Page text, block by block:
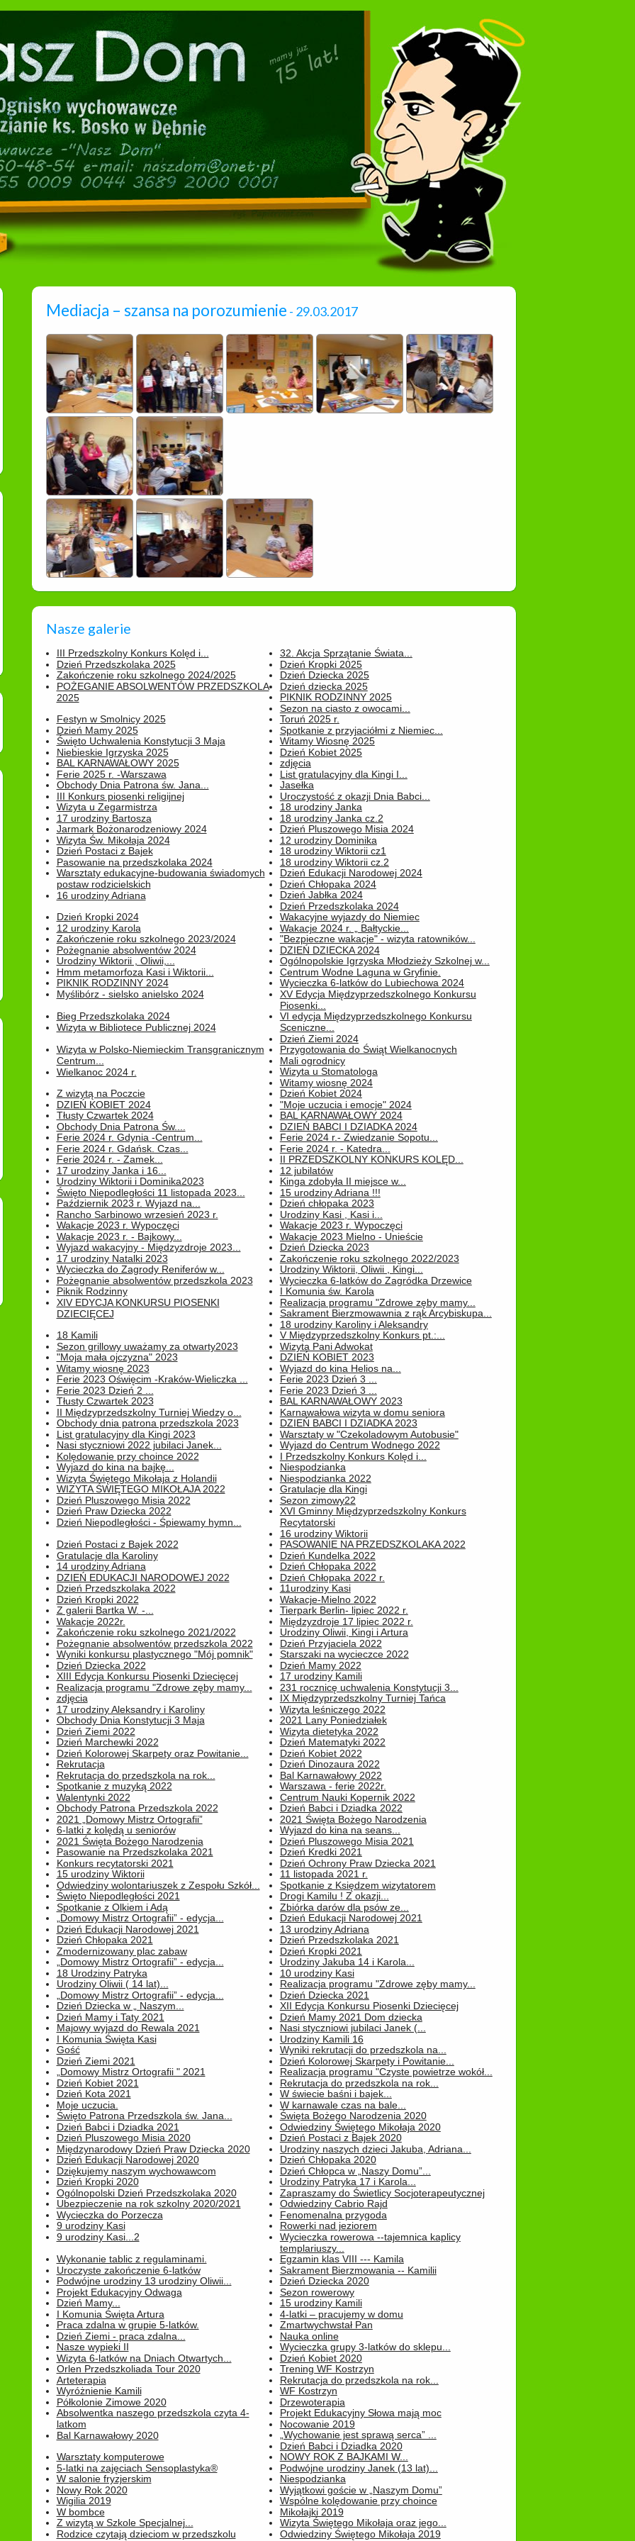
Mediacja – szansa na porozumienie - 29.03.2017
Nasze galerie
III Przedszkolny Konkurs Kolęd i...
Dzień Przedszkolaka 2025
32. Akcja Sprzątanie Świata...
Dzień Kropki 2025
Zakończenie roku szkolnego 2024/2025
POŻEGANIE ABSOLWENTÓW PRZEDSZKOLA
2025
Dzień Dziecka 2025
Dzień dziecka 2025
PIKNIK RODZINNY 2025
Sezon na ciasto z owocami...
Festyn w Smolnicy 2025
Dzień Mamy 2025
Toruń 2025 r.
Spotkanie z przyjaciółmi z Niemiec...
Święto Uchwalenia Konstytucji 3 Maja
Niebieskie Igrzyska 2025
Witamy Wiosnę 2025
Dzień Kobiet 2025
BAL KARNAWAŁOWY 2025
Ferie 2025 r. -Warszawa
zdjęcia
List gratulacyjny dla Kingi I...
Obchody Dnia Patrona św. Jana...
III Konkurs piosenki religijnej
Jasełka
Uroczystość z okazji Dnia Babci...
Wizyta u Zegarmistrza
17 urodziny Bartosza
18 urodziny Janka
18 urodziny Janka cz.2
Jarmark Bożonarodzeniowy 2024
Wizyta Św. Mikołaja 2024
Dzień Pluszowego Misia 2024
12 urodziny Dominika
Dzień Postaci z Bajek
Pasowanie na przedszkolaka 2024
18 urodziny Wiktorii cz1
18 urodziny Wiktorii cz.2
Warsztaty edukacyjne-budowania świadomych
postaw rodzicielskich
16 urodziny Adriana
Dzień Edukacji Narodowej 2024
Dzień Chłopaka 2024
Dzień Jabłka 2024
Dzień Przedszkolaka 2024
Dzień Kropki 2024
12 urodziny Karola
Wakacyjne wyjazdy do Niemiec
Wakacje 2024 r. „ Bałtyckie...
Zakończenie roku szkolnego 2023/2024
Pożegnanie absolwentów 2024
"Bezpieczne wakacje" - wizyta ratowników...
DZIEŃ DZIECKA 2024
Urodziny Wiktorii , Oliwii,...
Hmm metamorfoza Kasi i Wiktorii...
Ogólnopolskie Igrzyska Młodzieży Szkolnej w...
Centrum Wodne Laguna w Gryfinie.
PIKNIK RODZINNY 2024
Myślibórz - sielsko anielsko 2024
Wycieczka 6-latków do Lubiechowa 2024
XV Edycja Międzyprzedszkolnego Konkursu
Piosenki...
Bieg Przedszkolaka 2024
Wizyta w Bibliotece Publicznej 2024
VI edycja Międzyprzedszkolnego Konkursu
Sceniczne...
Dzień Ziemi 2024
Wizyta w Polsko-Niemieckim Transgranicznym
Centrum...
Wielkanoc 2024 r.
Przygotowania do Świąt Wielkanocnych
Mali ogrodnicy
Wizyta u Stomatologa
Witamy wiosnę 2024
Z wizytą na Poczcie
DZIEŃ KOBIET 2024
Dzień Kobiet 2024
"Moje uczucia i emocje" 2024
Tłusty Czwartek 2024
Obchody Dnia Patrona Św....
BAL KARNAWAŁOWY 2024
DZIEŃ BABCI I DZIADKA 2024
Ferie 2024 r. Gdynia -Centrum...
Ferie 2024 r. Gdańsk. Czas...
Ferie 2024 r.- Zwiedzanie Sopotu...
Ferie 2024 r. - Katedra...
Ferie 2024 r. - Zamek...
17 urodziny Janka i 16...
II PRZEDSZKOLNY KONKURS KOLĘD...
12 jubilatów
Urodziny Wiktorii i Dominika2023
Święto Niepodległości 11 listopada 2023...
Kinga zdobyła II miejsce w...
15 urodziny Adriana !!!
Październik 2023 r. Wyjazd na...
Rancho Sarbinowo wrzesień 2023 r.
Dzień chłopaka 2023
Urodziny Kasi , Kasi i...
Wakacje 2023 r. Wypoczęci
Wakacje 2023 r. - Bajkowy...
Wakacje 2023 r. Wypoczęci
Wakacje 2023 Mielno - Unieście
Wyjazd wakacyjny - Międzyzdroje 2023...
17 urodziny Natalki 2023
Dzień Dziecka 2023
Zakończenie roku szkolnego 2022/2023
Wycieczka do Zagrody Reniferów w...
Pożegnanie absolwentów przedszkola 2023
Urodziny Wiktorii, Oliwii , Kingi...
Wycieczka 6-latków do Zagródka Drzewice
Piknik Rodzinny
XIV EDYCJA KONKURSU PIOSENKI
DZIECIĘCEJ
I Komunia św. Karola
Realizacja programu "Zdrowe zęby mamy...
Sakrament Bierzmowawnia z rąk Arcybiskupa...
18 urodziny Karoliny i Aleksandry
18 Kamili
Sezon grillowy uważamy za otwarty2023
V Międzyprzedszkolny Konkurs pt.:...
Wizyta Pani Adwokat
"Moja mała ojczyzna" 2023
Witamy wiosnę 2023
DZIEŃ KOBIET 2023
Wyjazd do kina Helios na...
Ferie 2023 Oświęcim -Kraków-Wieliczka ...
Ferie 2023 Dzień 2 ...
Ferie 2023 Dzień 3 ...
Ferie 2023 Dzień 3 ...
Tłusty Czwartek 2023
II Międzyprzedszkolny Turniej Wiedzy o...
BAL KARNAWAŁOWY 2023
Karnawałowa wizyta w domu seniora
Obchody dnia patrona przedszkola 2023
List gratulacyjny dla Kingi 2023
DZIEŃ BABCI I DZIADKA 2023
Warsztaty w "Czekoladowym Autobusie"
Nasi styczniowi 2022 jubilaci Janek...
Kolędowanie przy choince 2022
Wyjazd do Centrum Wodnego 2022
I Przedszkolny Konkurs Kolęd i...
Wyjazd do kina na bajkę...
Wizyta Świętego Mikołaja z Holandii
Niespodzianka
Niespodzianka 2022
WIZYTA ŚWIĘTEGO MIKOŁAJA 2022
Dzień Pluszowego Misia 2022
Gratulacje dla Kingi
Sezon zimowy22
Dzień Praw Dziecka 2022
Dzień Niepodległości - Śpiewamy hymn...
XVI Gminny Międzyprzedszkolny Konkurs
Recytatorski
16 urodziny Wiktorii
Dzień Postaci z Bajek 2022
Gratulacje dla Karoliny
PASOWANIE NA PRZEDSZKOLAKA 2022
Dzień Kundelka 2022
14 urodziny Adriana
DZIEŃ EDUKACJI NARODOWEJ 2022
Dzień Chłopaka 2022
Dzień Chłopaka 2022 r.
Dzień Przedszkolaka 2022
Dzień Kropki 2022
11urodziny Kasi
Wakacje-Mielno 2022
Z galerii Bartka W. -...
Wakacje 2022r.
Tierpark Berlin- lipiec 2022 r.
Międzyzdroje 17 lipiec 2022 r.
Zakończenie roku szkolnego 2021/2022
Pożegnanie absolwentów przedszkola 2022
Urodziny Oliwii, Kingi i Artura
Dzień Przyjaciela 2022
Wyniki konkursu plastycznego "Mój pomnik"
Dzień Dziecka 2022
Starszaki na wycieczce 2022
Dzień Mamy 2022
XIII Edycja Konkursu Piosenki Dziecięcej
Realizacja programu "Zdrowe zęby mamy...
17 urodziny Kamili
231 rocznicę uchwalenia Konstytucji 3...
zdjęcia
17 urodziny Aleksandry i Karoliny
IX Międzyprzedszkolny Turniej Tańca
Wizyta leśniczego 2022
Obchody Dnia Konstytucji 3 Maja
Dzień Ziemi 2022
2021 Lany Poniedziałek
Wizyta dietetyka 2022
Dzień Marchewki 2022
Dzień Kolorowej Skarpety oraz Powitanie...
Dzień Matematyki 2022
Dzień Kobiet 2022
Rekrutacja
Rekrutacja do przedszkola na rok...
Dzień Dinozaura 2022
Bal Karnawałowy 2022
Spotkanie z muzyką 2022
Walentynki 2022
Warszawa - ferie 2022r.
Centrum Nauki Kopernik 2022
Obchody Patrona Przedszkola 2022
2021 „Domowy Mistrz Ortografii”
Dzień Babci i Dziadka 2022
2021 Święta Bożego Narodzenia
6-latki z kolędą u seniorów
2021 Święta Bożego Narodzenia
Wyjazd do kina na seans...
Dzień Pluszowego Misia 2021
Pasowanie na Przedszkolaka 2021
Konkurs recytatorski 2021
Dzień Kredki 2021
Dzień Ochrony Praw Dziecka 2021
15 urodziny Wiktorii
Odwiedziny wolontariuszek z Zespołu Szkół...
11 listopada 2021 r.
Spotkanie z Księdzem wizytatorem
Święto Niepodległości 2021
Spotkanie z Olkiem i Adą
Drogi Kamilu ! Z okazji...
Zbiórka darów dla psów ze...
„Domowy Mistrz Ortografii” - edycja...
Dzień Edukacji Narodowej 2021
Dzień Edukacji Narodowej 2021
13 urodziny Adriana
Dzień Chłopaka 2021
Zmodernizowany plac zabaw
Dzień Przedszkolaka 2021
Dzień Kropki 2021
„Domowy Mistrz Ortografii” - edycja...
18 Urodziny Patryka
Urodziny Jakuba 14 i Karola...
10 urodziny Kasi
Urodziny Oliwii ( 14 lat)...
„Domowy Mistrz Ortografii” - edycja...
Realizacja programu "Zdrowe zęby mamy...
Dzień Dziecka 2021
Dzień Dziecka w „ Naszym...
Dzień Mamy i Taty 2021
XII Edycja Konkursu Piosenki Dziecięcej
Dzień Mamy 2021 Dom dziecka
Majowy wyjazd do Rewala 2021
I Komunia Święta Kasi
Nasi styczniowi jubilaci Janek (...
Urodziny Kamili 16
Gość
Dzień Ziemi 2021
Wyniki rekrutacji do przedszkola na...
Dzień Kolorowej Skarpety i Powitanie...
„Domowy Mistrz Ortografii " 2021
Dzień Kobiet 2021
Realizacja programu "Czyste powietrze wokół...
Rekrutacja do przedszkola na rok...
Dzień Kota 2021
Moje uczucia.
W świecie baśni i bajek...
W karnawale czas na bale...
Święto Patrona Przedszkola św. Jana...
Dzień Babci i Dziadka 2021
Święta Bożego Narodzenia 2020
Odwiedziny Świętego Mikołaja 2020
Dzień Pluszowego Misia 2020
Międzynarodowy Dzień Praw Dziecka 2020
Dzień Postaci z Bajek 2020
Urodziny naszych dzieci Jakuba, Adriana...
Dzień Edukacji Narodowej 2020
Dziękujemy naszym wychowawcom
Dzień Chłopaka 2020
Dzień Chłopca w „Naszy Domu”...
Dzień Kropki 2020
Ogólnopolski Dzień Przedszkolaka 2020
Urodziny Patryka 17 i Karola...
Zapraszamy do Świetlicy Socjoterapeutycznej
Ubezpieczenie na rok szkolny 2020/2021
Wycieczka do Porzecza
Odwiedziny Cabrio Rajd
Fenomenalna przygoda
9 urodziny Kasi
9 urodziny Kasi...2
Rowerki nad jeziorem
Wycieczka rowerowa --tajemnica kaplicy
templariuszy...
Wykonanie tablic z regulaminami.
Uroczyste zakończenie 6-latków
Egzamin klas VIII --- Kamila
Sakrament Bierzmowania -- Kamilii
Podwójne urodziny 13 urodziny Oliwii...
Projekt Edukacyjny Odwaga
Dzień Dziecka 2020
Sezon rowerowy
Dzień Mamy...
I Komunia Święta Artura
15 urodziny Kamili
4-latki – pracujemy w domu
Praca zdalna w grupie 5-latków.
Dzień Ziemi - praca zdalna...
Zmartwychwstał Pan
Nauka online
Nasze wypieki II
Wizyta 6-latków na Dniach Otwartych...
Wycieczka grupy 3-latków do sklepu...
Dzień Kobiet 2020
Orlen Przedszkoliada Tour 2020
Arteterapia
Trening WF Kostrzyn
Rekrutacja do przedszkola na rok...
Wyróżnienie Kamili
Półkolonie Zimowe 2020
WF Kostrzyn
Drzewoterapia
Absolwentka naszego przedszkola czyta 4-
latkom
Bal Karnawałowy 2020
Projekt Edukacyjny Słowa mają moc
Nocowanie 2019
„Wychowanie jest sprawą serca” ...
Dzień Babci i Dziadka 2020
Warsztaty komputerowe
5-latki na zajęciach Sensoplastyka®
NOWY ROK Z BAJKAMI W...
Podwójne urodziny Janek (13 lat)...
W salonie fryzjerskim
Nowy Rok 2020
Niespodzianka
Wyjątkowi goście w „Naszym Domu”
Wigilia 2019
W bombce
Wspólne kolędowanie przy choince
Mikołajki 2019
Z wizytą w Szkole Specjalnej...
Rodzice czytają dzieciom w przedszkolu
Wizyta Świętego Mikołaja oraz jego...
Odwiedziny Świętego Mikołaja 2019